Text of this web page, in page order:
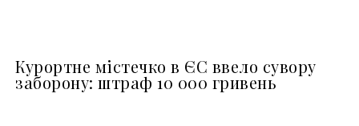
Курортне містечко в ЄС ввело сувору
заборону: штраф 10 000 гривень